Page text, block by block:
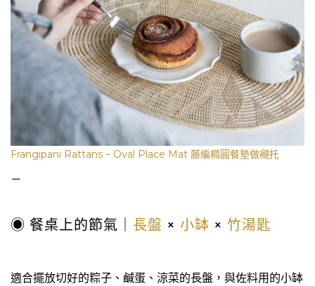
Frangipani Rattans – Oval Place Mat 藤編橢圓餐墊做襯托
－
◉ 餐桌上的節氣｜ 長盤 × 小缽 × 竹湯匙
適合擺放切好的粽子、鹹蛋、涼菜的長盤，與佐料用的小缽